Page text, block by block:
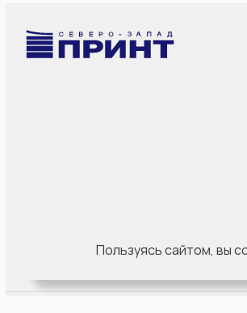
Пользуясь сайтом, вы